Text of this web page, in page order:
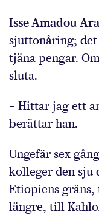
Isse Amadou
sjuttonåring;
tjäna pengar.
sluta.
– Hittar jag ett
berättar han.
Ungefär sex
kolleger den sju
Etiopiens gräns,
längre, till